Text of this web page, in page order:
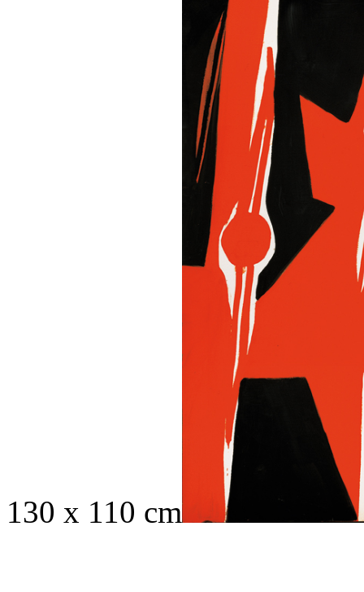
130 x 110 cm